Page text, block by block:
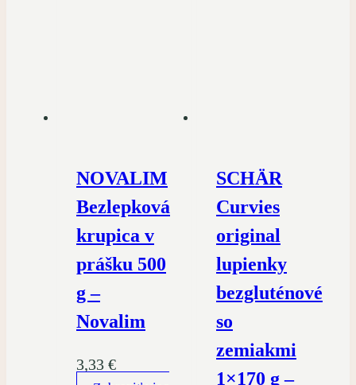
NOVALIM
Bezlepková
krupica v
prášku 500
g –
Novalim
3,33 €
SCHÄR
Curvies
original
lupienky
bezgluténové
so
zemiakmi
1×170 g –